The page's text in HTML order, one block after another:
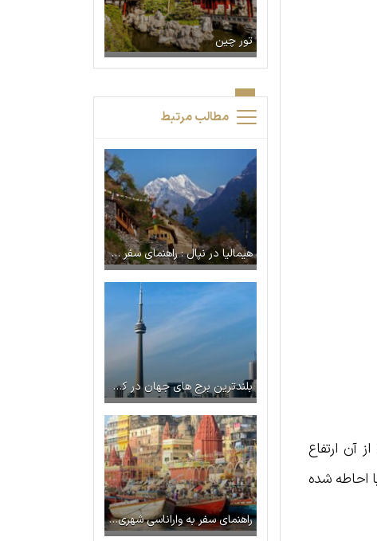
که هر قسمت از آن ارتفاع
احاطه شده
تور چین
مطالب مرتبط
هیمالیا در نپال : راهنمای سفر به قلب کوه‌های مقدس
بلندترین برج‌ های جهان در کدام کشورها قرار دارند؟
راهنمای سفر به واراناسی شهری در کنار رود گنگ در هند